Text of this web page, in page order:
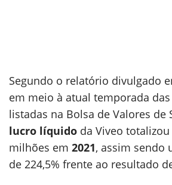
Segundo o relatório divulgado
em meio à atual temporada
listadas na Bolsa de Valores de
lucro líquido da Viveo totalizou
milhões em 2021, assim sendo
de 224,5% frente ao resultado